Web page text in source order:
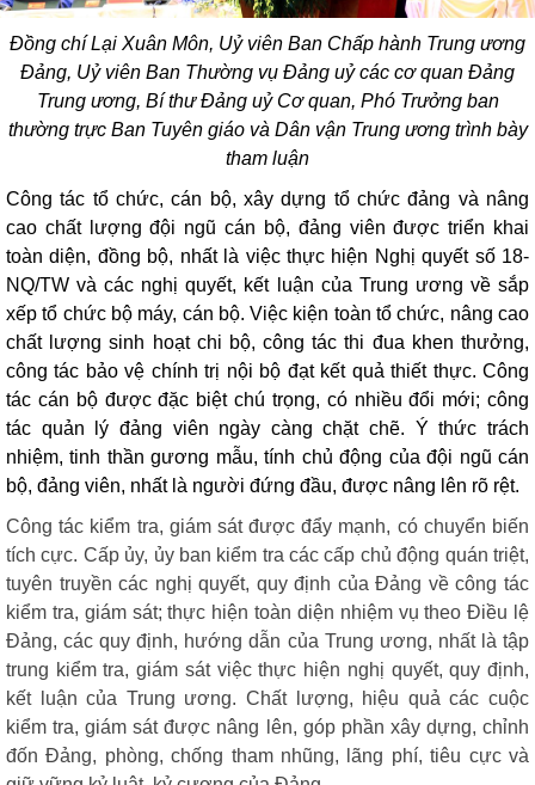
Đồng chí Lại Xuân Môn, Uỷ viên Ban Chấp hành Trung ương
Đảng, Uỷ viên Ban Thường vụ Đảng uỷ các cơ quan Đảng
Trung ương, Bí thư Đảng uỷ Cơ quan, Phó Trưởng ban
thường trực Ban Tuyên giáo và Dân vận Trung ương trình bày
tham luận
Công tác tổ chức, cán bộ, xây dựng tổ chức đảng và nâng
cao chất lượng đội ngũ cán bộ, đảng viên được triển khai
toàn diện, đồng bộ, nhất là việc thực hiện Nghị quyết số 18-
NQ/TW và các nghị quyết, kết luận của Trung ương về sắp
xếp tổ chức bộ máy, cán bộ. Việc kiện toàn tổ chức, nâng cao
chất lượng sinh hoạt chi bộ, công tác thi đua khen thưởng,
công tác bảo vệ chính trị nội bộ đạt kết quả thiết thực. Công
tác cán bộ được đặc biệt chú trọng, có nhiều đổi mới; công
tác quản lý đảng viên ngày càng chặt chẽ. Ý thức trách
nhiệm, tinh thần gương mẫu, tính chủ động của đội ngũ cán
bộ, đảng viên, nhất là người đứng đầu, được nâng lên rõ rệt.
Công tác kiểm tra, giám sát được đẩy mạnh, có chuyển biến
tích cực. Cấp ủy, ủy ban kiểm tra các cấp chủ động quán triệt,
tuyên truyền các nghị quyết, quy định của Đảng về công tác
kiểm tra, giám sát; thực hiện toàn diện nhiệm vụ theo Điều lệ
Đảng, các quy định, hướng dẫn của Trung ương, nhất là tập
trung kiểm tra, giám sát việc thực hiện nghị quyết, quy định,
kết luận của Trung ương. Chất lượng, hiệu quả các cuộc
kiểm tra, giám sát được nâng lên, góp phần xây dựng, chỉnh
đốn Đảng, phòng, chống tham nhũng, lãng phí, tiêu cực và